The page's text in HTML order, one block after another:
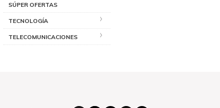
SÚPER OFERTAS
TECNOLOGÍA
TELECOMUNICACIONES